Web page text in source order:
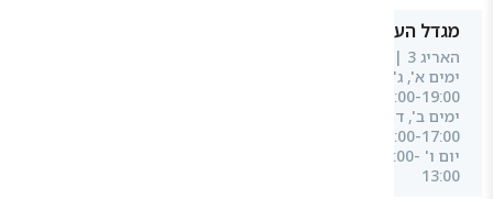
מגדל העמק
האריג 3 |
ימים א', ג', ה'
07:00-19:00
ימים ב', ד'
07:00-17:00
יום ו' 07:00-
13:00